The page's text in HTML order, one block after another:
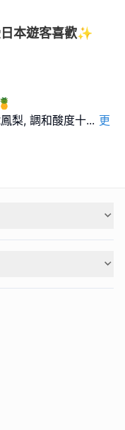
本遊客喜歡✨
梨, 調和酸度十... 更